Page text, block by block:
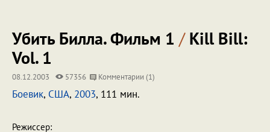
Убить Билла. Фильм 1 /Kill Bill:
Vol. 1
08.12.2003 57356 Комментарии (1)
Боевик, США, 2003, 111 мин.
Режиссер: